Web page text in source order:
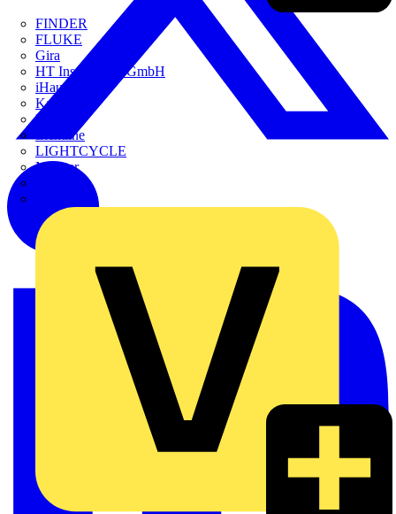
FINDER
FLUKE
Gira
HT Instruments GmbH
iHaus
Kaufel
Kopp
Lichtline
LIGHTCYCLE
Megger